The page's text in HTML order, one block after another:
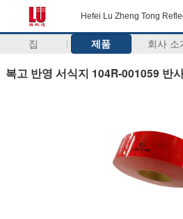
Hefei Lu Zheng Tong
집 제품 회사 소
복고 반영 서식지 104R-001059 반